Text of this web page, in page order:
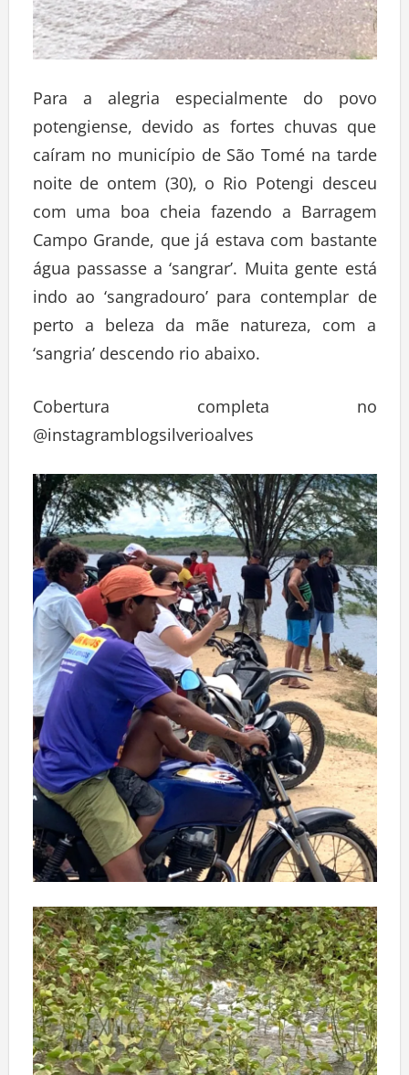
Para a alegria especialmente do povo
potengiense, devido as fortes chuvas que
caíram no município de São Tomé na tarde
noite de ontem (30), o Rio Potengi desceu
com uma boa cheia fazendo a Barragem
Campo Grande, que já estava com bastante
água passasse a ‘sangrar’. Muita gente está
indo ao ‘sangradouro’ para contemplar de
perto a beleza da mãe natureza, com a
‘sangria’ descendo rio abaixo.
Cobertura completa no
@instagramblogsilverioalves